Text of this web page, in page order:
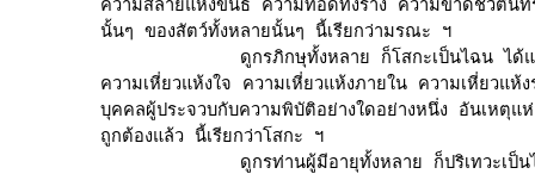
ความสลายแห่งขันธ์ ความทอดทิ้งร่าง ความขาดชีวิติน
นั้นๆ ของสัตว์ทั้งหลายนั้นๆ นี้เรียกว่ามรณะ ฯ
ดูกรภิกษุทั้งหลาย ก็โสกะเป็นไฉน ได้
ความเหี่ยวแห้งใจ ความเหี่ยวแห้งภายใน ความเหี่ยวแห้
บุคคลผู้ประจวบกับความพิบัติอย่างใดอย่างหนึ่ง อันเหตุแ
ถูกต้องแล้ว นี้เรียกว่าโสกะ ฯ
ดูกรท่านผู้มีอายุทั้งหลาย ก็ปริเทวะเป็